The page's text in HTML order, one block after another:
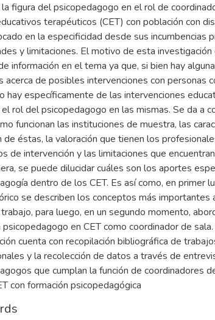
figura del psicopedagogo en el rol de
terapéuticos (CET) con población con
en la especificidad desde sus incumbencias
y limitaciones. El motivo de esta investigación
información en el tema ya que, si bien hay
acerca de posibles intervenciones con personas
hay específicamente de las intervenciones
rol del psicopedagogo en las mismas. Se da a
funcionan las instituciones de muestra, las
de éstas, la valoración que tienen los
de intervención y las limitaciones que
se puede dilucidar cuáles son los aportes
dentro de los CET. Es así como, en primer
se describen los conceptos más importantes
para luego, en un segundo momento,
psicopedagogo en CET como coordinador de
cuenta con recopilación bibliográfica de
y la recolección de datos a través de
que cumplan la función de coordinadores
con formación psicopedagógica